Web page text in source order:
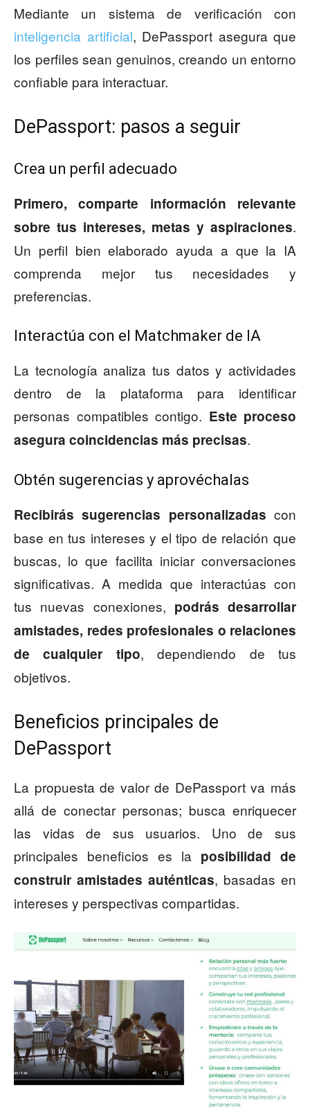
Mediante un sistema de verificación con
inteligencia artificial, DePassport asegura que
los perfiles sean genuinos, creando un entorno
confiable para interactuar.
DePassport: pasos a seguir
Crea un perfil adecuado
Primero, comparte información relevante
sobre tus intereses, metas y aspiraciones.
Un perfil bien elaborado ayuda a que la IA
comprenda mejor tus necesidades y
preferencias.
Interactúa con el Matchmaker de IA
La tecnología analiza tus datos y actividades
dentro de la plataforma para identificar
personas compatibles contigo. Este proceso
asegura coincidencias más precisas.
Obtén sugerencias y aprovéchalas
Recibirás sugerencias personalizadas con
base en tus intereses y el tipo de relación que
buscas, lo que facilita iniciar conversaciones
significativas. A medida que interactúas con
tus nuevas conexiones, podrás desarrollar
amistades, redes profesionales o relaciones
de cualquier tipo, dependiendo de tus
objetivos.
Beneficios principales de
DePassport
La propuesta de valor de DePassport va más
allá de conectar personas; busca enriquecer
las vidas de sus usuarios. Uno de sus
principales beneficios es la posibilidad de
construir amistades auténticas, basadas en
intereses y perspectivas compartidas.